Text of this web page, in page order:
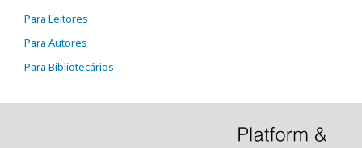
Para Leitores
Para Autores
Para Bibliotecários